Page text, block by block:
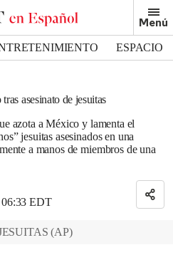
Menú
ESPACIO
asesinato de jesuitas
azota a México y lamenta el
jesuitas asesinados en una
a manos de miembros de una
06:33 EDT
(AP)